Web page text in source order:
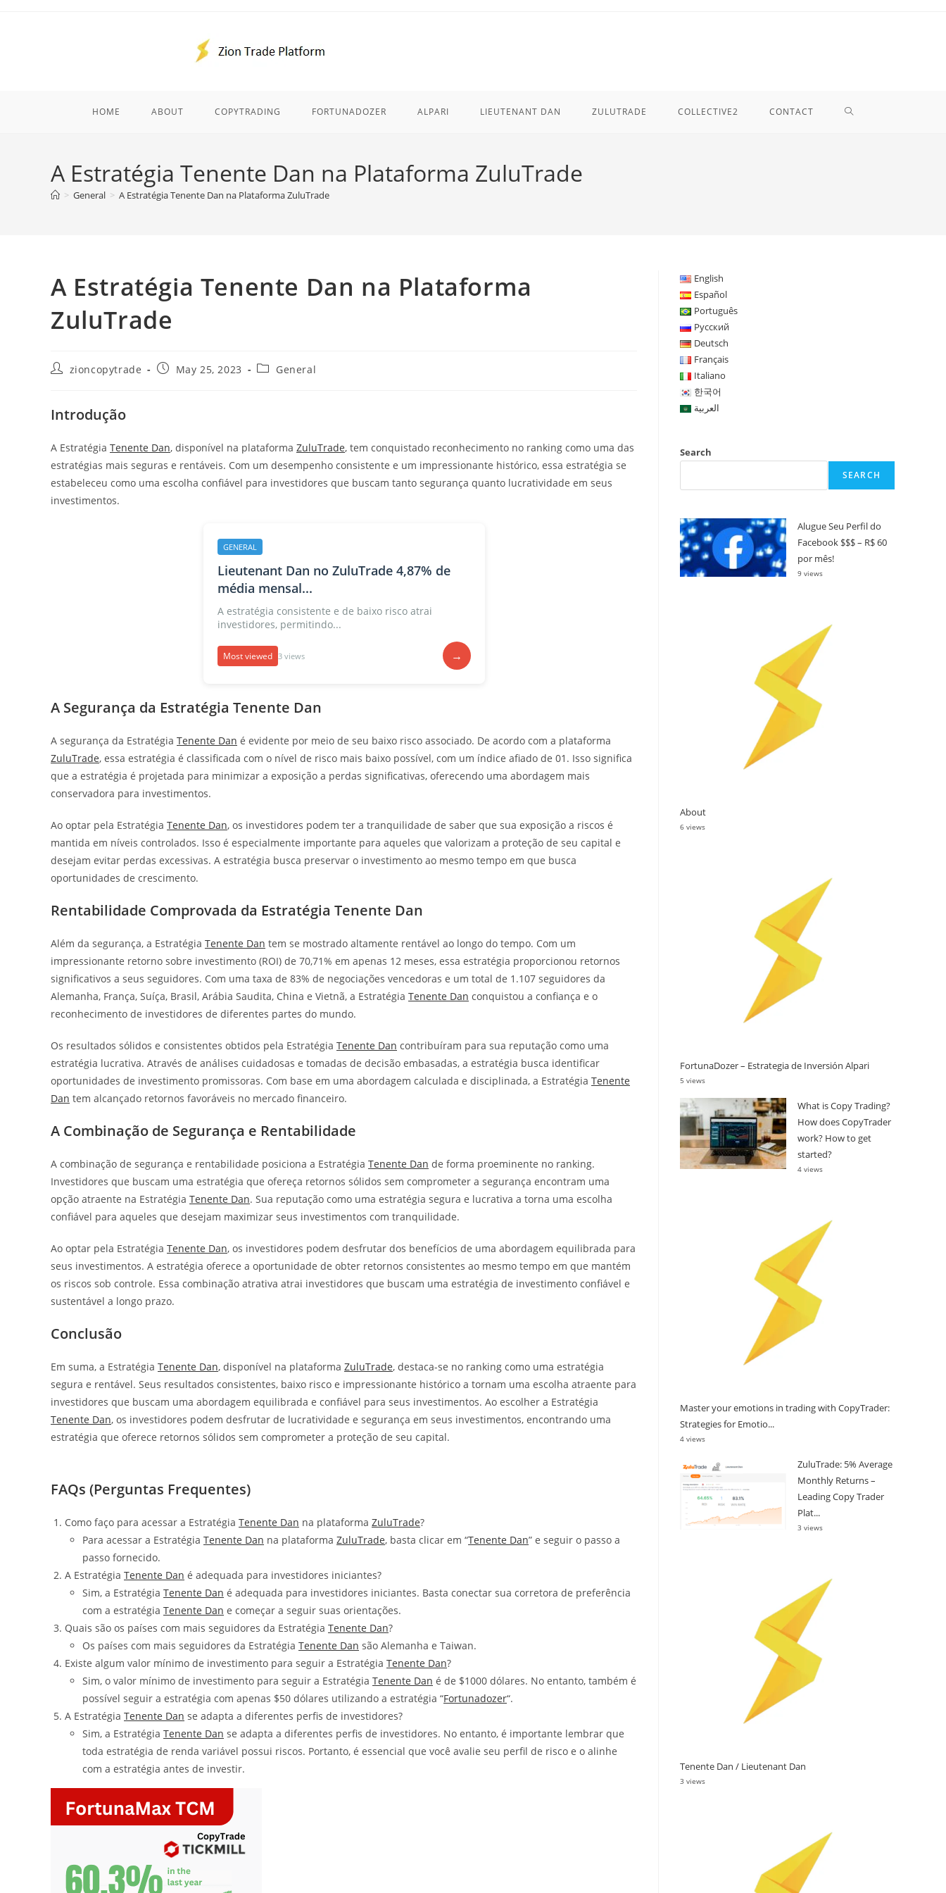
HOME ABOUT COPYTRADING FORTUNADOZER ALPARI LIEUTENANT DAN ZULUTRADE COLLECTIVE2 CONTACT TOGGLE
A Estratégia Tenente Dan na Plataforma ZuluTrade
> General > A Estratégia Tenente Dan na Plataforma ZuluTrade
A Estratégia Tenente Dan na Plataforma
ZuluTrade
Postzioncopytrade
PostMay 25, 2023
PostGeneral
Introdução
A Estratégia Tenente Dan, disponível na plataforma ZuluTrade, tem conquistado reconhecimento no ranking como uma das
estratégias mais seguras e rentáveis. Com um desempenho consistente e um impressionante histórico, essa estratégia se
estabeleceu como uma escolha confiável para investidores que buscam tanto segurança quanto lucratividade em seus
investimentos.
GENERAL
Lieutenant Dan no ZuluTrade 4,87% de
média mensal...
A estratégia consistente e de baixo risco atrai
investidores, permitindo...
Most viewed 3 views →
A Segurança da Estratégia Tenente Dan
A segurança da Estratégia Tenente Dan é evidente por meio de seu baixo risco associado. De acordo com a plataforma
ZuluTrade, essa estratégia é classificada com o nível de risco mais baixo possível, com um índice afiado de 01. Isso significa
que a estratégia é projetada para minimizar a exposição a perdas significativas, oferecendo uma abordagem mais
conservadora para investimentos.
Ao optar pela Estratégia Tenente Dan, os investidores podem ter a tranquilidade de saber que sua exposição a riscos é
mantida em níveis controlados. Isso é especialmente importante para aqueles que valorizam a proteção de seu capital e
desejam evitar perdas excessivas. A estratégia busca preservar o investimento ao mesmo tempo em que busca
oportunidades de crescimento.
Rentabilidade Comprovada da Estratégia Tenente Dan
Além da segurança, a Estratégia Tenente Dan tem se mostrado altamente rentável ao longo do tempo. Com um
impressionante retorno sobre investimento (ROI) de 70,71% em apenas 12 meses, essa estratégia proporcionou retornos
significativos a seus seguidores. Com uma taxa de 83% de negociações vencedoras e um total de 1.107 seguidores da
Alemanha, França, Suíça, Brasil, Arábia Saudita, China e Vietnã, a Estratégia Tenente Dan conquistou a confiança e o
reconhecimento de investidores de diferentes partes do mundo.
Os resultados sólidos e consistentes obtidos pela Estratégia Tenente Dan contribuíram para sua reputação como uma
estratégia lucrativa. Através de análises cuidadosas e tomadas de decisão embasadas, a estratégia busca identificar
oportunidades de investimento promissoras. Com base em uma abordagem calculada e disciplinada, a Estratégia Tenente
Dan tem alcançado retornos favoráveis ​​no mercado financeiro.
A Combinação de Segurança e Rentabilidade
A combinação de segurança e rentabilidade posiciona a Estratégia Tenente Dan de forma proeminente no ranking.
Investidores que buscam uma estratégia que ofereça retornos sólidos sem comprometer a segurança encontram uma
opção atraente na Estratégia Tenente Dan. Sua reputação como uma estratégia segura e lucrativa a torna uma escolha
confiável para aqueles que desejam maximizar seus investimentos com tranquilidade.
Ao optar pela Estratégia Tenente Dan, os investidores podem desfrutar dos benefícios de uma abordagem equilibrada para
seus investimentos. A estratégia oferece a oportunidade de obter retornos consistentes ao mesmo tempo em que mantém
os riscos sob controle. Essa combinação atrativa atrai investidores que buscam uma estratégia de investimento confiável e
sustentável a longo prazo.
Conclusão
Em suma, a Estratégia Tenente Dan, disponível na plataforma ZuluTrade, destaca-se no ranking como uma estratégia
segura e rentável. Seus resultados consistentes, baixo risco e impressionante histórico a tornam uma escolha atraente para
investidores que buscam uma abordagem equilibrada e confiável para seus investimentos. Ao escolher a Estratégia
Tenente Dan, os investidores podem desfrutar de lucratividade e segurança em seus investimentos, encontrando uma
estratégia que oferece retornos sólidos sem comprometer a proteção de seu capital.
FAQs (Perguntas Frequentes)
Como faço para acessar a Estratégia Tenente Dan na plataforma ZuluTrade?
Para acessar a Estratégia Tenente Dan na plataforma ZuluTrade, basta clicar em “Tenente Dan” e seguir o passo a
passo fornecido.
A Estratégia Tenente Dan é adequada para investidores iniciantes?
Sim, a Estratégia Tenente Dan é adequada para investidores iniciantes. Basta conectar sua corretora de preferência
com a estratégia Tenente Dan e começar a seguir suas orientações.
Quais são os países com mais seguidores da Estratégia Tenente Dan?
Os países com mais seguidores da Estratégia Tenente Dan são Alemanha e Taiwan.
Existe algum valor mínimo de investimento para seguir a Estratégia Tenente Dan?
Sim, o valor mínimo de investimento para seguir a Estratégia Tenente Dan é de $1000 dólares. No entanto, também é
possível seguir a estratégia com apenas $50 dólares utilizando a estratégia “Fortunadozer“.
A Estratégia Tenente Dan se adapta a diferentes perfis de investidores?
Sim, a Estratégia Tenente Dan se adapta a diferentes perfis de investidores. No entanto, é importante lembrar que
toda estratégia de renda variável possui riscos. Portanto, é essencial que você avalie seu perfil de risco e o alinhe
com a estratégia antes de investir.
English
Español
Português
Русский
Deutsch
Français
Italiano
한국어
العربية
Search
SEARCH
Alugue Seu Perfil do
Facebook $$$ – R$ 60
por mês!
9 views
About
6 views
FortunaDozer – Estrategia de Inversión Alpari
5 views
What is Copy Trading?
How does CopyTrader
work? How to get
started?
4 views
Master your emotions in trading with CopyTrader:
Strategies for Emotio...
4 views
ZuluTrade: 5% Average
Monthly Returns –
Leading Copy Trader
Plat...
3 views
Tenente Dan / Lieutenant Dan
3 views